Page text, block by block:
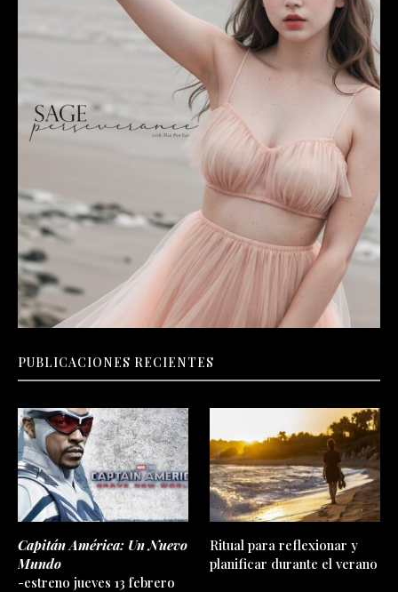
PUBLICACIONES RECIENTES
Capitán América: Un Nuevo
Mundo
-estreno jueves 13 febrero
Ritual para reflexionar y
planificar durante el verano